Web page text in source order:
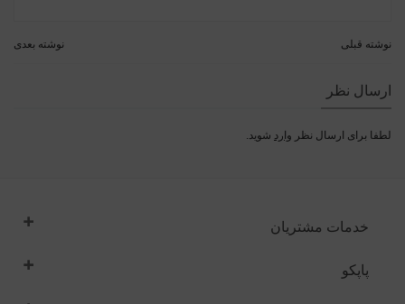
نوشته قبلی نوشته بعدی
ارسال نظر
لطفا برای ارسال نظر وارد شوید.
خدمات مشتریان
پاپکو